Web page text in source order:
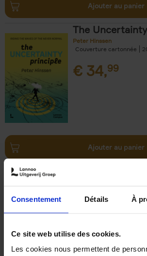
Consentement Détails À
Ce site web utilise des cookies.
Les cookies nous permettent de
Ajouter au panier
The
Peter Hinssen
Couverture cartonnée
€ 34,99
Ajouter au panier
The Double-